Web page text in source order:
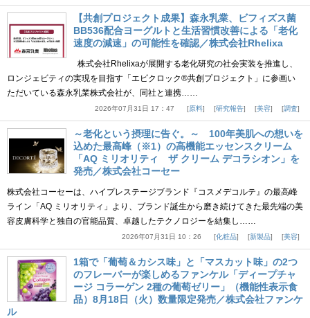
【共創プロジェクト成果】森永乳業、ビフィズス菌
BB536配合ヨーグルトと生活習慣改善による「老化
速度の減速」の可能性を確認／株式会社Rhelixa
株式会社Rhelixaが展開する老化研究の社会実装を推進し、
ロンジェビティの実現を目指す「エピクロック®共創プロジェクト」に参画い
ただいている森永乳業株式会社が、同社と連携……
2026年07月31日 17：47 原料 研究報告 美容 調査
～老化という摂理に告ぐ。～ 100年美肌への想いを
込めた最高峰（※1）の高機能エッセンスクリーム
「AQ ミリオリティ ザ クリーム デコラシオン」を
発売／株式会社コーセー
株式会社コーセーは、ハイプレステージブランド『コスメデコルテ』の最高峰
ライン「AQ ミリオリティ」より、ブランド誕生から磨き続けてきた最先端の美
容皮膚科学と独自の官能品質、卓越したテクノロジーを結集し……
2026年07月31日 10：26 化粧品 新製品 美容
1箱で「葡萄＆カシス味」と「マスカット味」の2つ
のフレーバーが楽しめるファンケル「ディープチャ
ージ コラーゲン 2種の葡萄ゼリー」（機能性表示食
品）8月18日（火）数量限定発売／株式会社ファンケ
ル